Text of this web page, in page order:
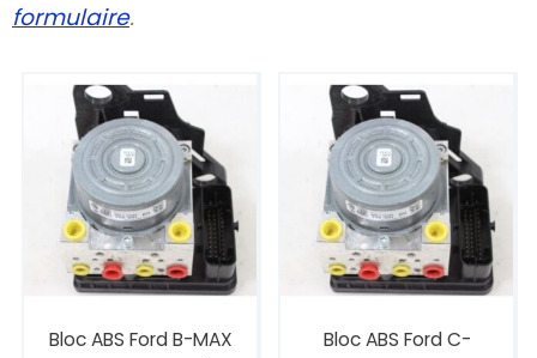
formulaire.
Bloc ABS Ford B-MAX
Bloc ABS Ford C-